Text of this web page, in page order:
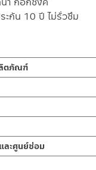
ะกัน 10 ปี ไม่รั่วซึม
ลิตภัณฑ์
1/2 นิ้ว ยาว 75 ซม./
สเกรด 304 ขนาดมาตร
มาพร้อมประเก็นยาง 2 วง
ล์วเปิด-ปิดน้ำ ไปยังอุปกร
ถัก
เป็นสแตนเลส 304
กษาผลิตภัณฑ์
วามเสียหายอื่น ๆ นอกจาก
นค้าแรงๆ
าโดยการใช้ผ้านุ่มๆชุบน้ำ
ปี
ละศูนย์ซ่อม